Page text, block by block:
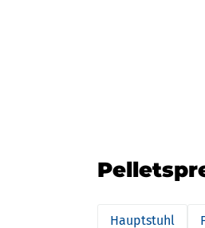
Hauptstuhl